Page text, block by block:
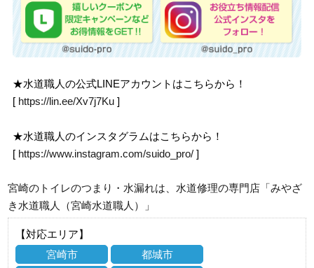
★水道職人の公式LINEアカウントはこちらから！
[ https://lin.ee/Xv7j7Ku ]
★水道職人のインスタグラムはこちらから！
[ https://www.instagram.com/suido_pro/ ]
宮崎のトイレのつまり・水漏れは、水道修理の専門店「みやざ
き水道職人（宮崎水道職人）」
【対応エリア】
宮崎市
都城市